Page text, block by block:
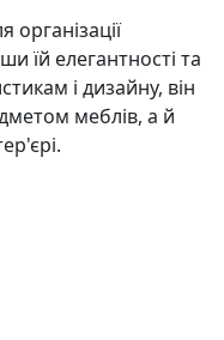
організації
їй елегантності та
і дизайну, він
меблів, а й